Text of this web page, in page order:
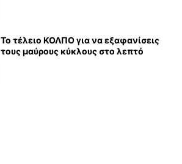
Το τέλειο ΚΟΛΠΟ για να εξαφανίσεις
τους μαύρους κύκλους στο λεπτό